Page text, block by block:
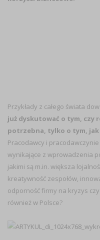
Przykłady z całego świata
już dyskutować o tym, czy
potrzebna, tylko o tym,
Pracodawcy i
wynikające z wprowadzenia
jakimi są m.in. większa
kreatywność zespołów,
odporność firmy na kryzys
również w Polsce?